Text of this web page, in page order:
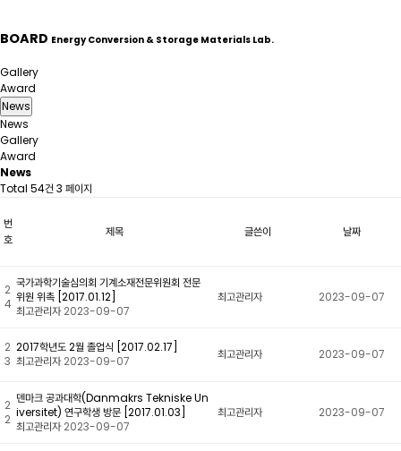
BOARD Energy Conversion & Storage Materials Lab.
Gallery
Award
News
News
Gallery
Award
News
Total 54건 3 페이지
번
호
제목 글쓴이 날짜
2
4
국가과학기술심의회 기계소재전문위원회 전문
위원 위촉 [2017.01.12]
최고관리자 2023-09-07
최고관리자 2023-09-07
2
3
2017학년도 2월 졸업식 [2017.02.17]
최고관리자 2023-09-07 최고관리자 2023-09-07
2
2
덴마크 공과대학(Danmakrs Tekniske Un
iversitet) 연구학생 방문 [2017.01.03]
최고관리자 2023-09-07
최고관리자 2023-09-07